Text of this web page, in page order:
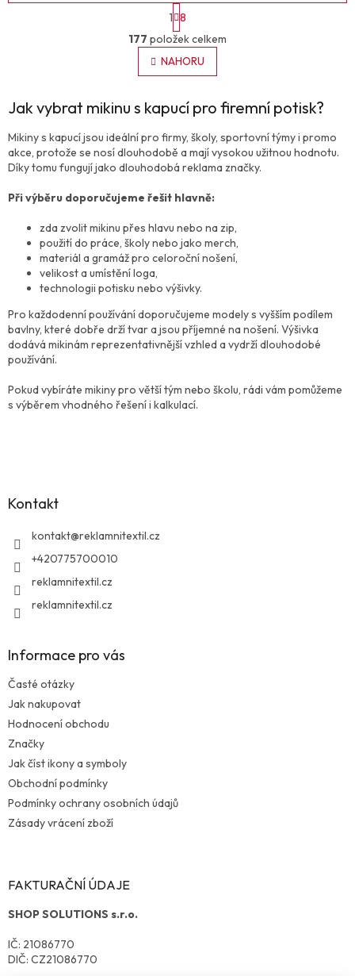
O
v
l
á
a
í
p
r
k
v
ý
p
s
S
t
r
á
n
k
v
á
í
1 8
177 položek celkem
NAHORU
Jak vybrat mikinu s kapucí pro firemní potisk?
Mikiny s kapucí jsou ideální pro firmy, školy, sportovní týmy i promo
akce, protože se nosí dlouhodobě a mají vysokou užitnou hodnotu.
Díky tomu fungují jako dlouhodobá reklama značky.
Při výběru doporučujeme řešit hlavně:
zda zvolit mikinu přes hlavu nebo na zip,
použití do práce, školy nebo jako merch,
materiál a gramáž pro celoroční nošení,
velikost a umístění loga,
technologii potisku nebo výšivky.
Pro každodenní používání doporučujeme modely s vyšším podílem
bavlny, které dobře drží tvar a jsou příjemné na nošení. Výšivka
dodává mikinám reprezentativnější vzhled a vydrží dlouhodobé
používání.
Pokud vybíráte mikiny pro větší tým nebo školu, rádi vám pomůžeme
s výběrem vhodného řešení i kalkulací.
Kontakt
kontakt@reklamnitextil.cz
+420775700010
reklamnitextil.cz
reklamnitextil.cz
Informace pro vás
Časté otázky
Jak nakupovat
Hodnocení obchodu
Značky
Jak číst ikony a symboly
Obchodní podmínky
Podmínky ochrany osobních údajů
Zásady vrácení zboží
FAKTURAČNÍ ÚDAJE
SHOP SOLUTIONS s.r.o.
IČ: 21086770
DIČ: CZ21086770